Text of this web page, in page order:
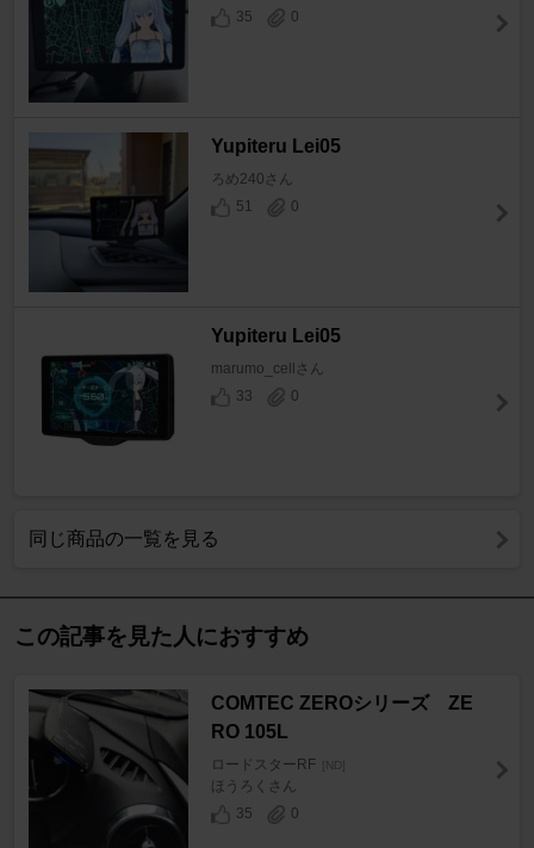
35
0
Yupiteru Lei05
ろめ240さん
51
0
Yupiteru Lei05
marumo_cellさん
33
0
同じ商品の一覧を見る
この記事を見た人におすすめ
COMTEC ZEROシリーズ ZE
RO 105L
ロードスターRF
ほうろくさん
35
0